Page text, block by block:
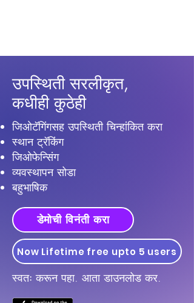
उपस्थिती सरलीकृत,
कधीही कुठेही
जिओटॅगिंगसह उपस्थिती चिन्हांकित करा
स्थान ट्रॅकिंग
जिओफेन्सिंग
व्यवस्थापन सोडा
बहुभाषिक
डेमोची विनंती करा
Now Lifetime free upto 5 users
स्वतः करून पहा. आता डाउनलोड कर.